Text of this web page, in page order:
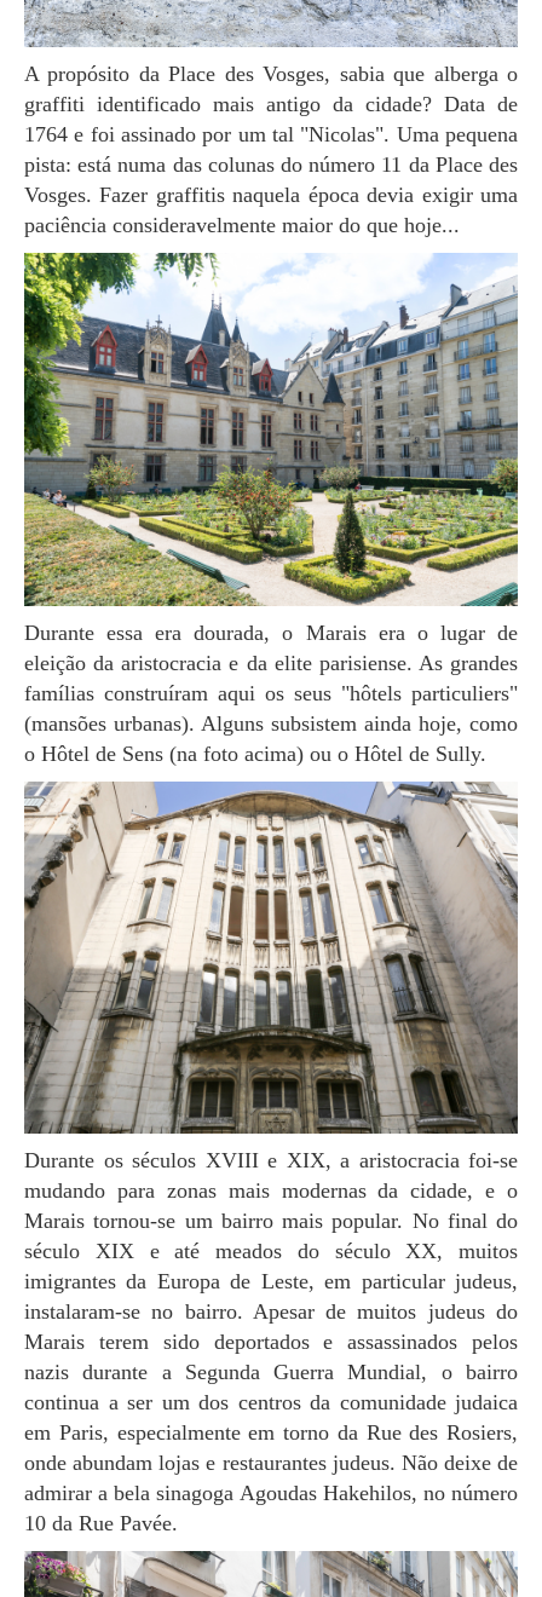
A propósito da Place des Vosges, sabia que alberga o
graffiti identificado mais antigo da cidade? Data de
1764 e foi assinado por um tal "Nicolas". Uma pequena
pista: está numa das colunas do número 11 da Place des
Vosges. Fazer graffitis naquela época devia exigir uma
paciência consideravelmente maior do que hoje...
Durante essa era dourada, o Marais era o lugar de
eleição da aristocracia e da elite parisiense. As grandes
famílias construíram aqui os seus "hôtels particuliers"
(mansões urbanas). Alguns subsistem ainda hoje, como
o Hôtel de Sens (na foto acima) ou o Hôtel de Sully.
Durante os séculos XVIII e XIX, a aristocracia foi-se
mudando para zonas mais modernas da cidade, e o
Marais tornou-se um bairro mais popular. No final do
século XIX e até meados do século XX, muitos
imigrantes da Europa de Leste, em particular judeus,
instalaram-se no bairro. Apesar de muitos judeus do
Marais terem sido deportados e assassinados pelos
nazis durante a Segunda Guerra Mundial, o bairro
continua a ser um dos centros da comunidade judaica
em Paris, especialmente em torno da Rue des Rosiers,
onde abundam lojas e restaurantes judeus. Não deixe de
admirar a bela sinagoga Agoudas Hakehilos, no número
10 da Rue Pavée.